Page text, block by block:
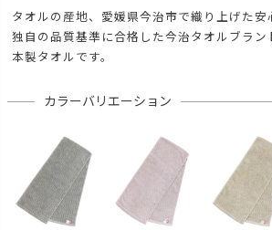
タオルの産地、愛媛県今治市で織り上げた安
独自の品質基準に合格した今治タオルブラン
本製タオルです。
カラーバリエーション